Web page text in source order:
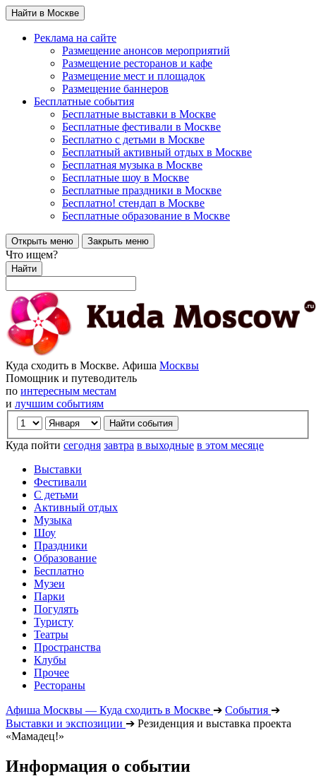
Найти в Москве
Реклама на сайте
Размещение анонсов мероприятий
Размещение ресторанов и кафе
Размещение мест и площадок
Размещение баннеров
Бесплатные события
Бесплатные выставки в Москве
Бесплатные фестивали в Москве
Бесплатно с детьми в Москве
Бесплатный активный отдых в Москве
Бесплатная музыка в Москве
Бесплатные шоу в Москве
Бесплатные праздники в Москве
Бесплатно! стендап в Москве
Бесплатные образование в Москве
Открыть меню Закрыть меню
Что ищем?
Найти
Куда сходить в Москве. Афиша Москвы
Помощник и путеводитель
по интересным местам
и лучшим событиям
Куда пойти сегодня завтра в выходные в этом месяце
Выставки
Фестивали
С детьми
Активный отдых
Музыка
Шоу
Праздники
Образование
Бесплатно
Музеи
Парки
Погулять
Туристу
Театры
Пространства
Клубы
Прочее
Рестораны
Афиша Москвы — Куда сходить в Москве ➔ События ➔
Выставки и экспозиции ➔ Резиденция и выставка проекта
«Мамадец!»
Информация о событии